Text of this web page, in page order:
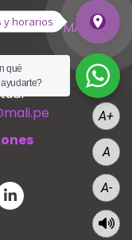
– MALI
A+
A
A-
qué
Ver
place
y horarios